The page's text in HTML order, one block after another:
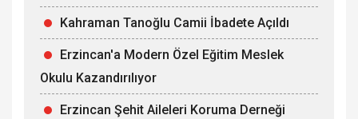
Kahraman Tanoğlu Camii İbadete Açıldı
Erzincan'a Modern Özel Eğitim Meslek
Okulu Kazandırılıyor
Erzincan Şehit Aileleri Koruma Derneği